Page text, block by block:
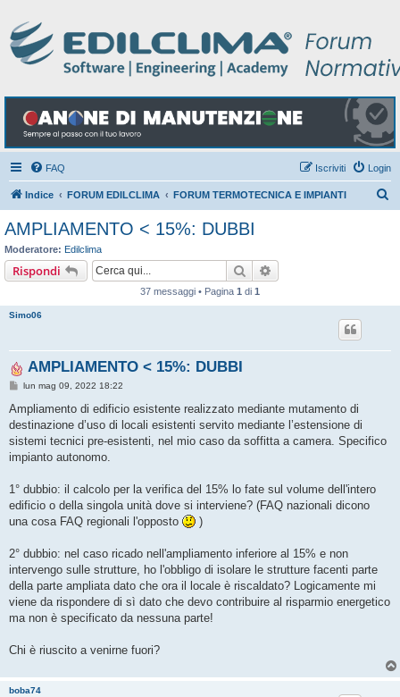
FAQ Login
Iscriviti
Indice FORUM EDILCLIMA FORUM TERMOTECNICA E IMPIANTI
AMPLIAMENTO < 15%: DUBBI
Moderatore: Edilclima
Rispondi Cerca
37 messaggi • Pagina 1 di 1
Simo06
AMPLIAMENTO < 15%: DUBBI
M
s
a
g
i
lun mag 09, 2022 18:22
Ampliamento di edificio esistente realizzato mediante mutamento di
destinazione d’uso di locali esistenti servito mediante l’estensione di
sistemi tecnici pre-esistenti, nel mio caso da soffitta a camera. Specifico
impianto autonomo.
1° dubbio: il calcolo per la verifica del 15% lo fate sul volume dell'intero
edificio o della singola unità dove si interviene? (FAQ nazionali dicono
una cosa FAQ regionali l'opposto
)
2° dubbio: nel caso ricado nell'ampliamento inferiore al 15% e non
intervengo sulle strutture, ho l'obbligo di isolare le strutture facenti parte
della parte ampliata dato che ora il locale è riscaldato? Logicamente mi
viene da rispondere di sì dato che devo contribuire al risparmio energetico
ma non è specificato da nessuna parte!
Chi è riuscito a venirne fuori?
boba74